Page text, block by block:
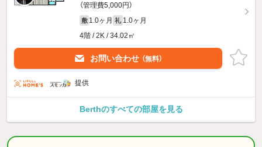
（管理費5,000円）
敷 1.0ヶ月 礼 1.0ヶ月
4階 / 2K / 34.02㎡
お問い合わせ （無料）
提供
Berthのすべての部屋を見る